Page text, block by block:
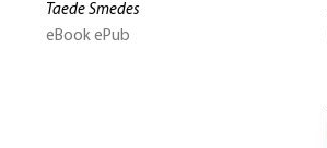
Taede Smedes
eBook ePub